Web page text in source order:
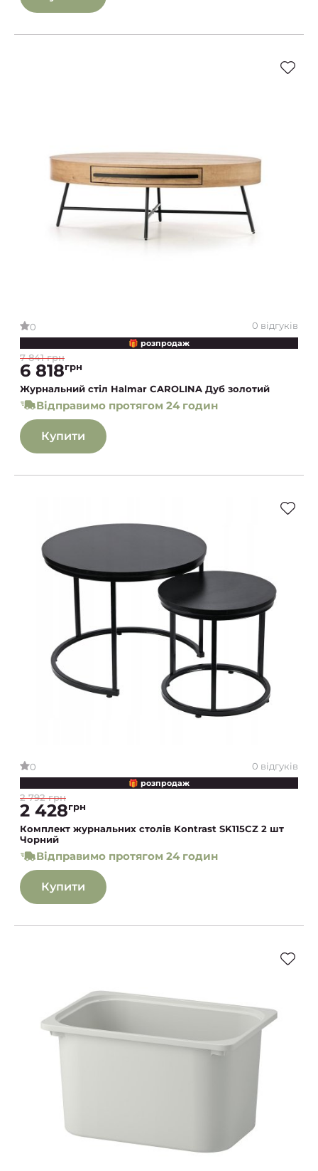
0 0 відгуків
🎁 розпродаж
7 841 грн
6 818грн
Журнальний стіл Halmar CAROLINA Дуб золотий
Відправимо протягом 24 годин
Купити
0 0 відгуків
🎁 розпродаж
2 792 грн
2 428грн
Комплект журнальних столів Kontrast SK115CZ 2 шт
Чорний
Відправимо протягом 24 годин
Купити